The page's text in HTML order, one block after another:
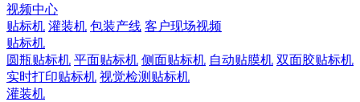
视频中心
贴标机 灌装机 包装产线 客户现场视频
贴标机
圆瓶贴标机 平面贴标机 侧面贴标机 自动贴膜机 双面胶贴标机
实时打印贴标机 视觉检测贴标机
灌装机